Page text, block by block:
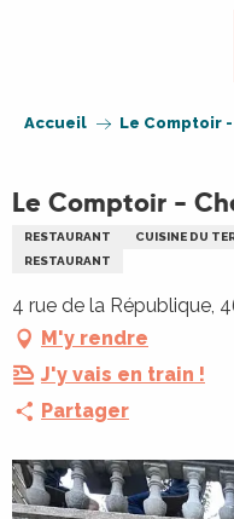
Accueil Le Comptoir
Le Comptoir -
RESTAURANT CUISINE DU
RESTAURANT
4 rue de la République,
M'y rendre
J'y vais en train !
Partager